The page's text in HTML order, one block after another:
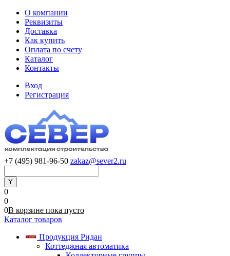
О компании
Реквизиты
Доставка
Как купить
Оплата по счету
Каталог
Контакты
Вход
Регистрация
+7 (495) 981-96-50 zakaz@sever2.ru
0
0
0В корзине пока пусто
Каталог товаров
Продукция Ридан
Коттеджная автоматика